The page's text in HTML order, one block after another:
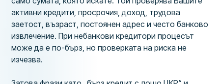
активни кредити, просрочия, доход, трудова
заетост, възраст, постоянен адрес и често банково
извлечение. При небанкови кредитори процесът
може да е по-бърз, но проверката на риска не
изчезва.